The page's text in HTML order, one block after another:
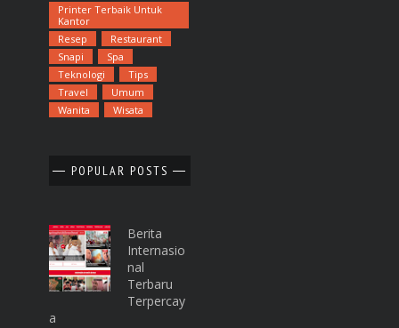
Printer Terbaik Untuk
Kantor
Resep
Restaurant
Snapi
Spa
Teknologi
Tips
Travel
Umum
Wanita
Wisata
POPULAR POSTS
Berita
Internasio
Nal
Terbaru
Terpercay
A